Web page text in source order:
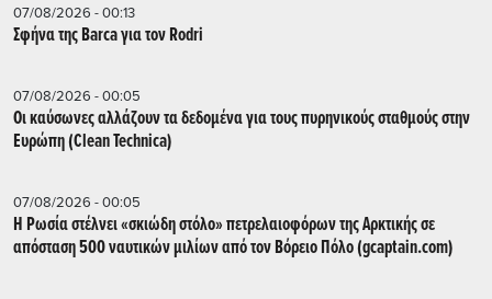
07/08/2026 - 00:13
Σφήνα της Barca για τον Rodri
07/08/2026 - 00:05
Οι καύσωνες αλλάζουν τα δεδομένα για τους πυρηνικούς σταθμούς στην
Ευρώπη (Clean Technica)
07/08/2026 - 00:05
Η Ρωσία στέλνει «σκιώδη στόλο» πετρελαιοφόρων της Αρκτικής σε
απόσταση 500 ναυτικών μιλίων από τον Βόρειο Πόλο (gcaptain.com)